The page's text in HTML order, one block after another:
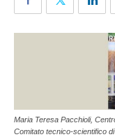
Maria Teresa Pacchioli,
Comitato tecnico-scientifico